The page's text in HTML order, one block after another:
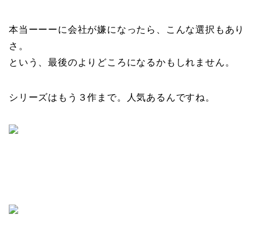
本当ーーーに会社が嫌になったら、こんな選択もあり
さ。
という、最後のよりどころになるかもしれません。
シリーズはもう３作まで。人気あるんですね。